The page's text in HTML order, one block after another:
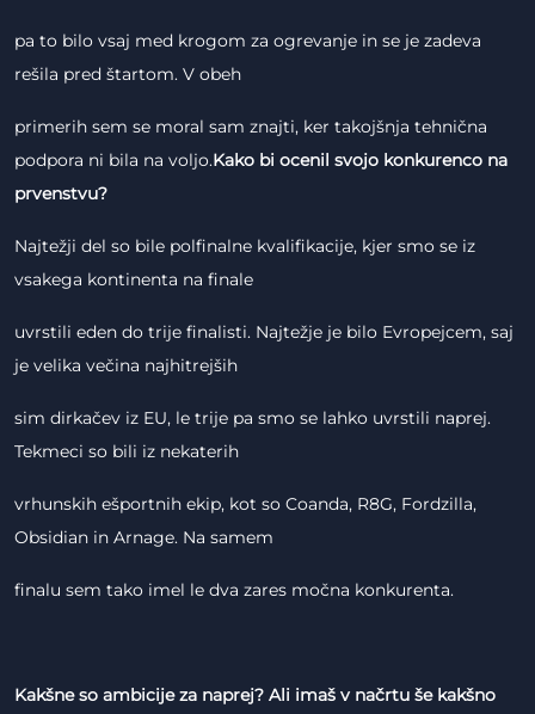
pa to bilo vsaj med krogom za ogrevanje in se je zadeva
rešila pred štartom. V obeh
primerih sem se moral sam znajti, ker takojšnja tehnična
podpora ni bila na voljo.Kako bi ocenil svojo konkurenco na
prvenstvu?
Najtežji del so bile polfinalne kvalifikacije, kjer smo se iz
vsakega kontinenta na finale
uvrstili eden do trije finalisti. Najtežje je bilo Evropejcem, saj
je velika večina najhitrejših
sim dirkačev iz EU, le trije pa smo se lahko uvrstili naprej.
Tekmeci so bili iz nekaterih
vrhunskih ešportnih ekip, kot so Coanda, R8G, Fordzilla,
Obsidian in Arnage. Na samem
finalu sem tako imel le dva zares močna konkurenta.
Kakšne so ambicije za naprej? Ali imaš v načrtu še kakšno